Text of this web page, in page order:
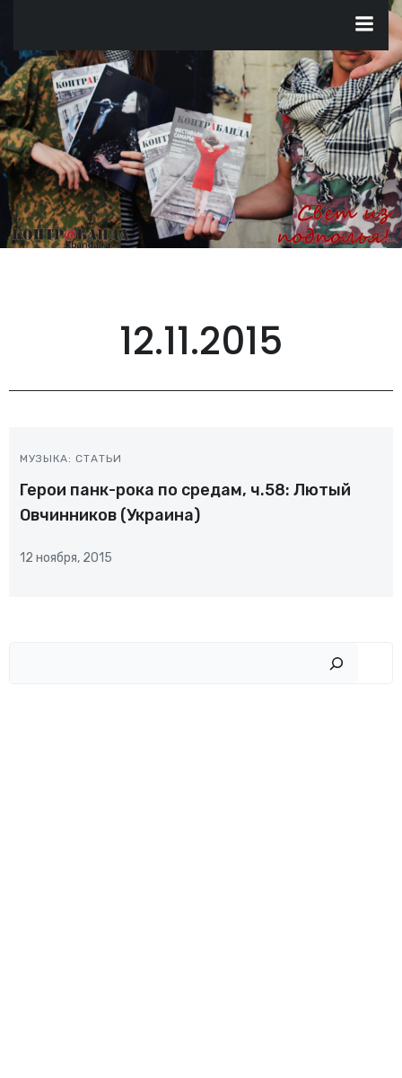
содержимому
12.11.2015
МУЗЫКА: СТАТЬИ
Герои панк-рока по средам, ч.58: Лютый
Овчинников (Украина)
12 ноября, 2015